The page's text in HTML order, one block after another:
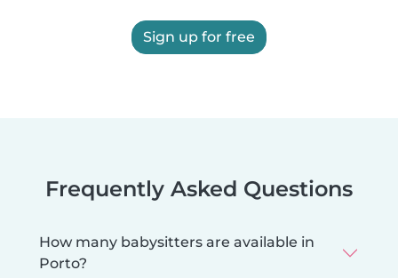
Sign up for free
Frequently Asked Questions
How many babysitters are available in
Porto?